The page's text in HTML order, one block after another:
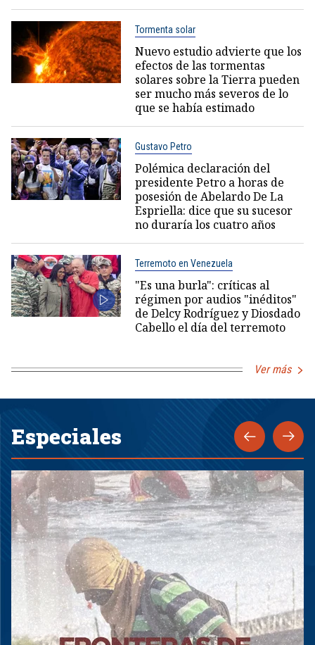
Tormenta solar
Nuevo estudio advierte que los
efectos de las tormentas
solares sobre la Tierra pueden
ser mucho más severos de lo
que se había estimado
Gustavo Petro
Polémica declaración del
presidente Petro a horas de
posesión de Abelardo De La
Espriella: dice que su sucesor
no duraría los cuatro años
Terremoto en Venezuela
"Es una burla": críticas al
régimen por audios "inéditos"
de Delcy Rodríguez y Diosdado
Cabello el día del terremoto
Ver más
Especiales